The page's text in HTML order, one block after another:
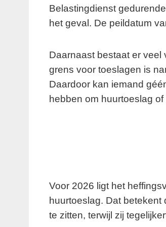
Belastingdienst
het geval. De peildatum
Daarnaast bestaat er
grens voor toeslagen is
Daardoor kan iemand
hebben om huurtoeslag
Voor 2026 ligt het
huurtoeslag. Dat
te zitten, terwijl zij